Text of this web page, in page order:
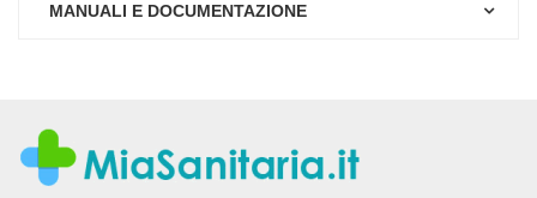
MANUALI E DOCUMENTAZIONE